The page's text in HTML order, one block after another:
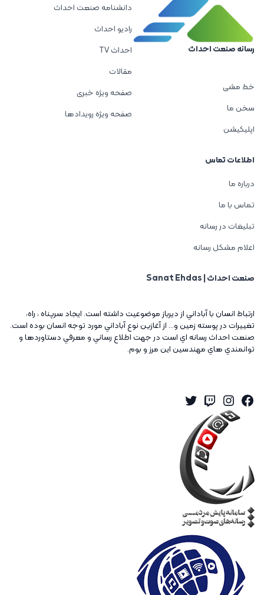
رسانه صنعت احداث
خط مشی
سخن ما
اپلیکیشن
دانشنامه صنعت احداث
رادیو احداث
احداث TV
مقالات
صفحه ویژه خبری
صفحه ویژه رویدادها
اطلاعات تماس
درباره ما
تماس با ما
تبلیغات در رسانه
اعلام مشکل رسانه
صنعت احداث | Sanat Ehdas
ارتباط انسان با آباداني از ديرباز موضوعيت داشته است. ايجاد سرپناه ، راه،
تغييرات در پوسته زمين و... از آغازين نوع آباداني مورد توجه انسان بوده است.
صنعت احداث رسانه اي است در جهت اطلاع رساني و معرفي دستاوردها و
توانمندي هاي مهندسين اين مرز و بوم.
Facebook
Instagram
Twitch
Twitter